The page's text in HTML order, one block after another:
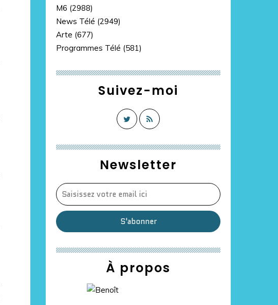
Newsletter
M6 (2988)
News Télé (2949)
Arte (677)
Programmes Télé (581)
Suivez-moi
À propos